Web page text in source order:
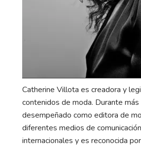
Catherine Villota es creadora y
contenidos de moda. Durante
desempeñado como editora de
diferentes medios de
internacionales y es reconocida